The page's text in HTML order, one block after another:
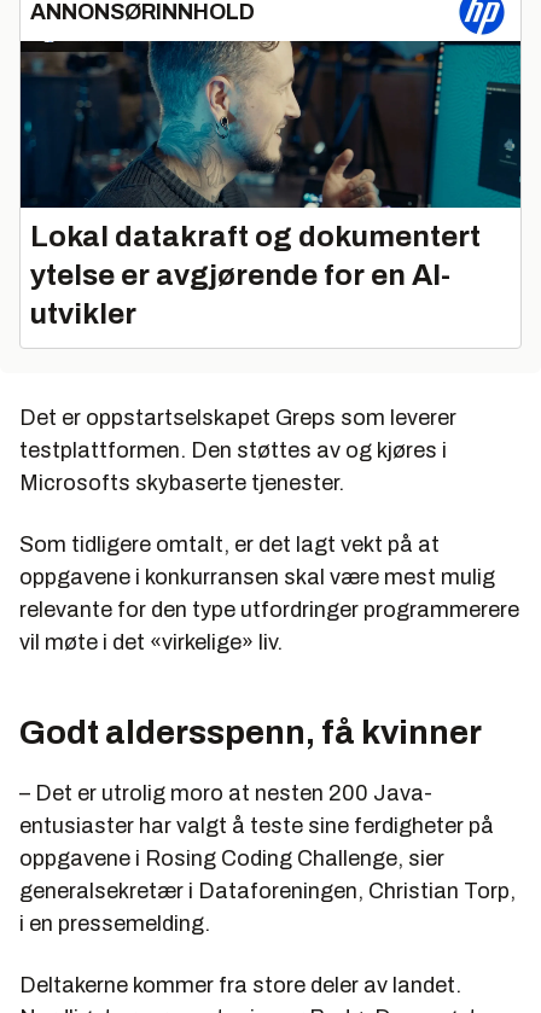
ANNONSØRINNHOLD
Lokal datakraft og dokumentert
ytelse er avgjørende for en AI-
utvikler
Det er oppstartselskapet Greps som leverer
testplattformen. Den støttes av og kjøres i
Microsofts skybaserte tjenester.
Som tidligere omtalt, er det lagt vekt på at
oppgavene i konkurransen skal være mest mulig
relevante for den type utfordringer programmerere
vil møte i det «virkelige» liv.
Godt aldersspenn, få kvinner
– Det er utrolig moro at nesten 200 Java-
entusiaster har valgt å teste sine ferdigheter på
oppgavene i Rosing Coding Challenge, sier
generalsekretær i Dataforeningen, Christian Torp,
i en pressemelding.
Deltakerne kommer fra store deler av landet.